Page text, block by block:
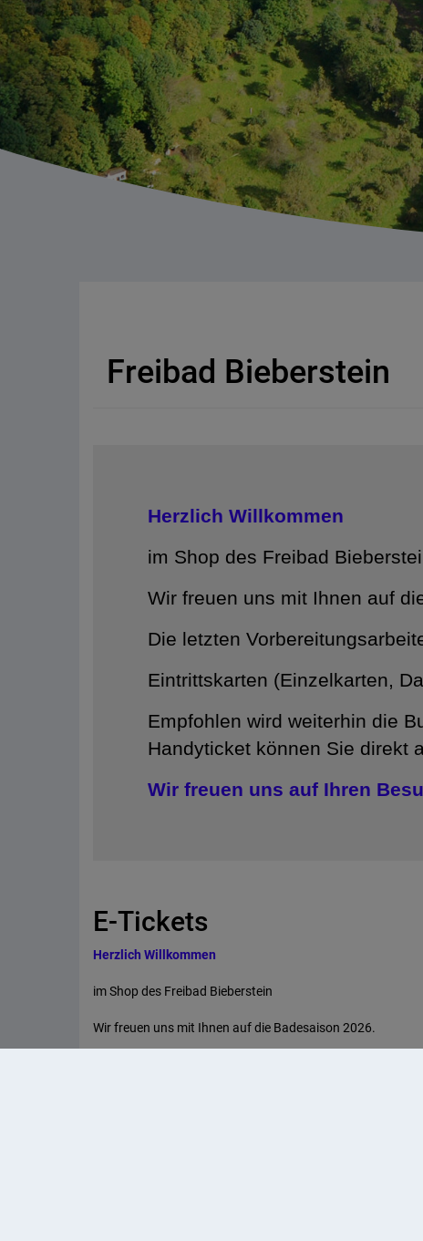
Freibad Bieberstein
Herzlich Willkommen
im Shop des Freibad
Wir freuen uns mit Ihnen auf
Die letzten
Eintrittskarten (Einzelkarten,
Empfohlen wird weiterhin die
Handyticket können Sie direkt
Wir freuen uns auf Ihren
E-Tickets
Herzlich Willkommen
im Shop des Freibad Bieberstein
Wir freuen uns mit Ihnen auf die Badesaison 2026.